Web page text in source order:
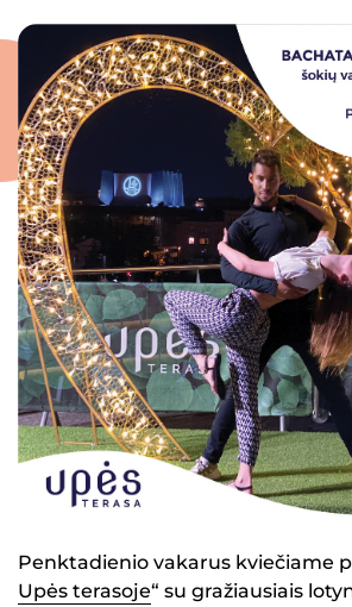
Penktadienio vakarus kviečiame
Upės terasoje“ su gražiausiais